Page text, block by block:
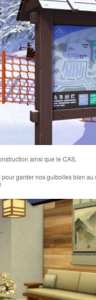
ainsi que le CAS.
garder nos guibolles bien